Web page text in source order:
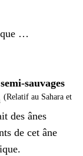
…
sauvages
(Relatif au Sahara et
des ânes
de cet âne